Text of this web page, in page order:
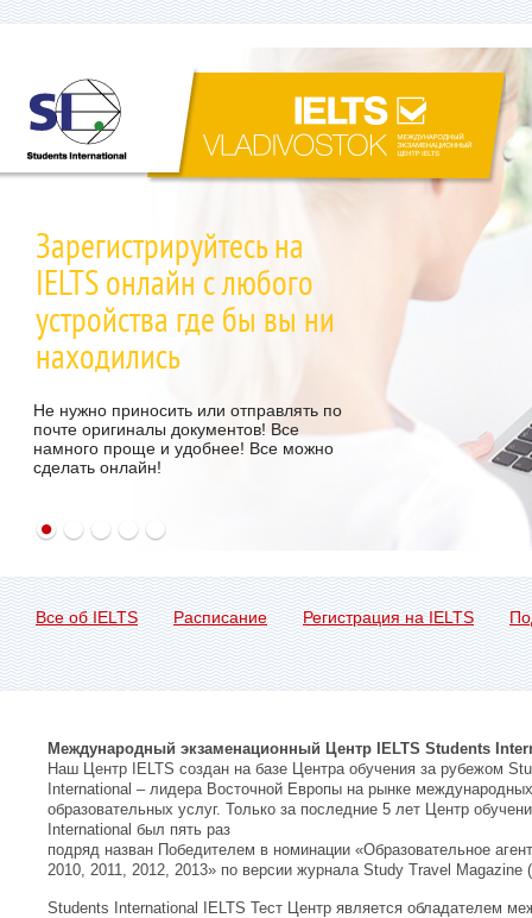
Зарегистрируйтесь на
IELTS онлайн с любого
устройства где бы вы ни
находились
Не нужно приносить или отправлять по
почте оригиналы документов! Все
намного проще и удобнее! Все можно
сделать онлайн!
Все об IELTS Расписание Регистрация на IELTS
Международный экзаменационный Центр IELTS Students
Наш Центр IELTS создан на базе Центра обучения за рубежом
International – лидера Восточной Европы на рынке международных
образовательных услуг. Только за последние 5 лет Центр
International был пять раз
подряд назван Победителем в номинации «Образовательное
2010, 2011, 2012, 2013» по версии журнала Study Travel Magazine
Students International IELTS Тест Центр является обладателем